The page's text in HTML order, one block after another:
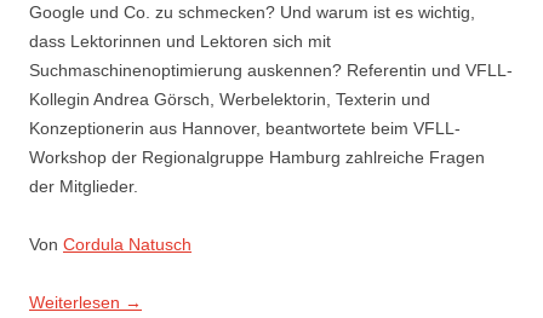
Google und Co. zu schmecken? Und warum ist es wichtig,
dass Lektorinnen und Lektoren sich mit
Suchmaschinenoptimierung auskennen? Referentin und VFLL-
Kollegin Andrea Görsch, Werbelektorin, Texterin und
Konzeptionerin aus Hannover, beantwortete beim VFLL-
Workshop der Regionalgruppe Hamburg zahlreiche Fragen
der Mitglieder.
Von Cordula Natusch
Weiterlesen →